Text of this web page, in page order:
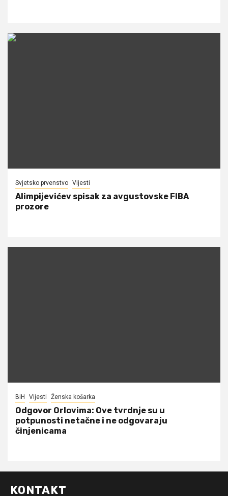
Svjetsko prvenstvo Vijesti
Alimpijevićev spisak za avgustovske FIBA
prozore
BiH Vijesti Ženska košarka
Odgovor Orlovima: ​Ove tvrdnje su u
potpunosti netačne i ne odgovaraju
činjenicama
KONTAKT